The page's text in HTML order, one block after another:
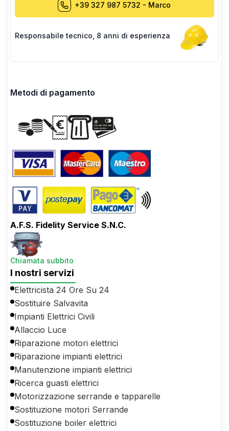
+39 327 987 5732 - Marco
Responsabile tecnico 8 anni di esperienza
Metodi di pagamento
A.F.S. Fidelity Service S.N.C.
Chiamata subbito
I nostri servizi
Elettricista 24 Ore Su 24
Sostituire Salvavita
Impianti Elettrici Civili
Allaccio Luce
Riparazione motori elettrici
Riparazione impianti elettrici
Manutenzione impianti elettrici
Ricerca guasti elettrici
Motorizzazione serrande e tapparelle
Sostituzione motori Serrande
Sostituzione boiler elettrici